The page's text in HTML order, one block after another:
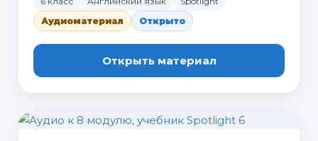
Аудиоматериал
Открыто
Открыть материал